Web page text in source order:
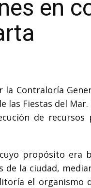
en
Contraloría
Fiestas del
de recursos
cuyo propósito
la ciudad,
el organismo